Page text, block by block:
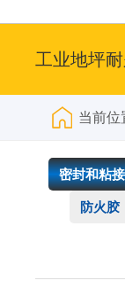
工业地坪
当前位
密封和粘
防火胶